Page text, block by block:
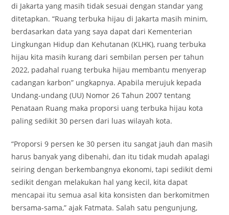
di Jakarta yang masih tidak sesuai dengan standar yang
ditetapkan. “Ruang terbuka hijau di Jakarta masih minim,
berdasarkan data yang saya dapat dari Kementerian
Lingkungan Hidup dan Kehutanan (KLHK), ruang terbuka
hijau kita masih kurang dari sembilan persen per tahun
2022, padahal ruang terbuka hijau membantu menyerap
cadangan karbon” ungkapnya. Apabila merujuk kepada
Undang-undang (UU) Nomor 26 Tahun 2007 tentang
Penataan Ruang maka proporsi uang terbuka hijau kota
paling sedikit 30 persen dari luas wilayah kota.
“Proporsi 9 persen ke 30 persen itu sangat jauh dan masih
harus banyak yang dibenahi, dan itu tidak mudah apalagi
seiring dengan berkembangnya ekonomi, tapi sedikit demi
sedikit dengan melakukan hal yang kecil, kita dapat
mencapai itu semua asal kita konsisten dan berkomitmen
bersama-sama,” ajak Fatmata. Salah satu pengunjung,